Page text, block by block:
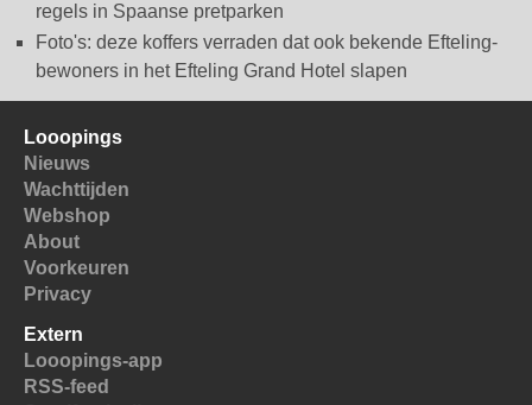
regels in Spaanse pretparken
Foto's: deze koffers verraden dat ook bekende Efteling-
bewoners in het Efteling Grand Hotel slapen
Looopings
Nieuws
Wachttijden
Webshop
About
Voorkeuren
Privacy
Extern
Looopings-app
RSS-feed